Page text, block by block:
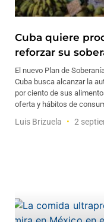
Cuba quiere
reforzar su
El nuevo Plan de
Cuba busca alcanzar la
por ciento de sus
oferta y hábitos de
Luis Brizuela 2